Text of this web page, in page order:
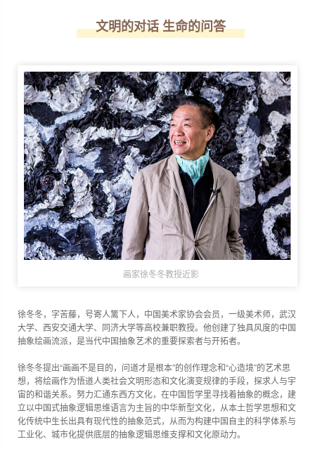
文明的对话 生命的问答
画家徐冬冬教授近影
徐冬冬，字苦藤，号寄人篱下人，中国美术家协会会员，一级美术师，武汉
大学、西安交通大学、同济大学等高校兼职教授。他创建了独具风度的中国
抽象绘画流派，是当代中国抽象艺术的重要探索者与开拓者。
徐冬冬提出“画画不是目的，问道才是根本”的创作理念和“心造境”的艺术思
想，将绘画作为悟道人类社会文明形态和文化演变规律的手段，探求人与宇
宙的和谐关系。努力汇通东西方文化，在中国哲学里寻找着抽象的概念，建
立以中国式抽象逻辑思维语言为主旨的中华新型文化，从本土哲学思想和文
化传统中生长出具有现代性的抽象范式，从而为构建中国自主的科学体系与
工业化、城市化提供底层的抽象逻辑思维支撑和文化原动力。